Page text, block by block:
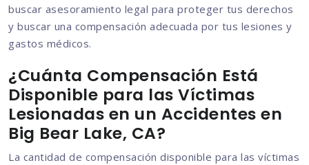
buscar asesoramiento legal para proteger tus derechos
y buscar una compensación adecuada por tus lesiones y
gastos médicos.
¿Cuánta Compensación Está
Disponible para las Víctimas
Lesionadas en un Accidentes en
Big Bear Lake, CA?
La cantidad de compensación disponible para las víctimas